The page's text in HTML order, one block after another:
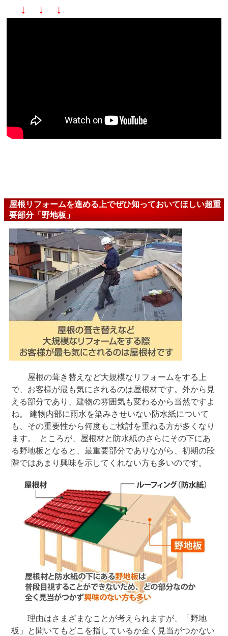
↓ ↓ ↓
屋根リフォームを進める上でぜひ知っておいてほしい超重
要部分「野地板」
屋根の葺き替えなど大規模なリフォームをする上
で、お客様が最も気にされるのは屋根材です。外から見
える部分であり、建物の雰囲気も変わるから当然ですよ
ね。 建物内部に雨水を染みさせいない防水紙について
も、その重要性から何度もご検討を重ねる方が多くなり
ます。 ところが、屋根材と防水紙のさらにその下にあ
る野地板となると、最重要部分でありながら、初期の段
階ではあまり興味を示してくれない方も多いのです。
理由はさまざまなことが考えられますが、「野地
板」と聞いてもどこを指しているか全く見当がつかない